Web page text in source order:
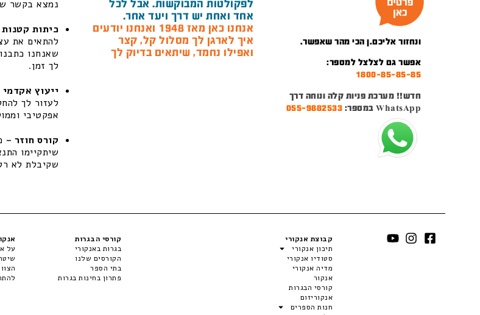
ונחזור אליכם.ן הכי מהר שאפשר.
אפשר גם לצלצל למספר:
1800-85-85-85
חדש!! מערכת פניות קלה ונוחה דרך
WhatsApp במספר:
055-9882533
לפקולטות המבוקשות. אבל לכל
אחד ואחת יש דרך ויעד אחר.
אנחנו כאן מאז 1948 ואנחנו יודעים
איך לארגן לך מסלול קל, קצר
ואפילו נחמד, שיתאים בדיוק לך
נמצא בקשר
כיתות
להתאים את
שאנחנו
לך זמן.
ייעוץ אקדמי
לעזור לך
אפקטיבי
קורס חוזר –
שקיבלת לא
קבוצת אנקורי
תיכון אנקורי
סטודיו אנקורי
מדיה אנקורי
אנקור
קורסי הבגרות
אנקוריזום
חנות הספרים
קורסי הבגרות
בגרות באנקורי
הקורסים שלנו
בתי הספר
פתרון בחינות בגרות
על